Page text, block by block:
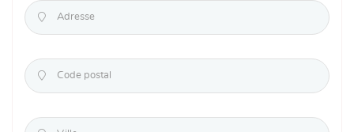
 Adresse
 Code postal